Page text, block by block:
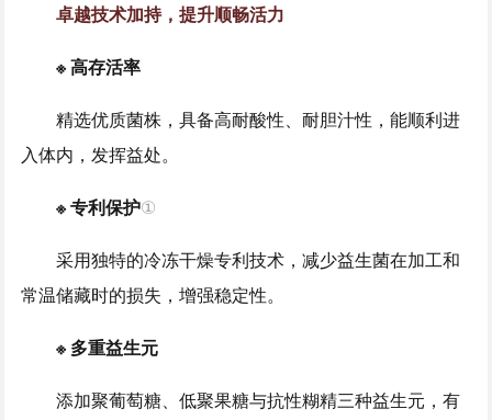
卓越技术加持，提升顺畅活力
※ 高存活率
精选优质菌株，具备高耐酸性、耐胆汁性，能顺利进
入体内，发挥益处。
※ 专利保护①
采用独特的冷冻干燥专利技术，减少益生菌在加工和
常温储藏时的损失，增强稳定性。
※ 多重益生元
添加聚葡萄糖、低聚果糖与抗性糊精三种益生元，有